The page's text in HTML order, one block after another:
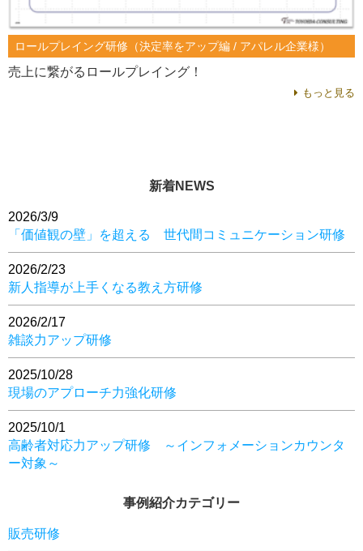
ロールプレイング研修（決定率をアップ編 / アパレル企業様）
売上に繋がるロールプレイング！
もっと見る
新着NEWS
2026/3/9
「価値観の壁」を超える 世代間コミュニケーション研修
2026/2/23
新人指導が上手くなる教え方研修
2026/2/17
雑談力アップ研修
2025/10/28
現場のアプローチ力強化研修
2025/10/1
高齢者対応力アップ研修 ～インフォメーションカウンタ
ー対象～
事例紹介カテゴリー
販売研修